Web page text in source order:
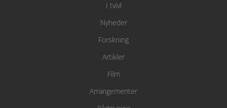
I tvivl
Nyheder
Forskning
Artikler
Film
Arrangementer